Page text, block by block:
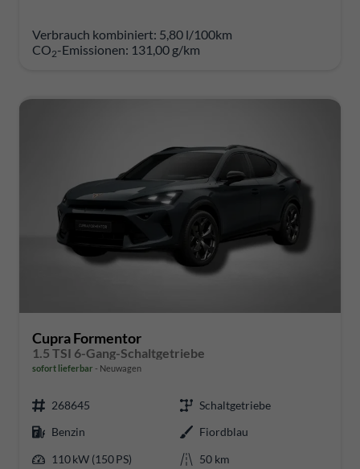
Verbrauch kombiniert: 5,80 l/100km
CO2-Emissionen: 131,00 g/km
Cupra Formentor
1.5 TSI 6-Gang-Schaltgetriebe
sofort lieferbar Neuwagen
268645
Schaltgetriebe
Benzin
Fiordblau
110 kW (150 PS)
50 km